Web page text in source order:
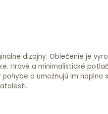
dizajny. Oblečenie je
Hravé a minimalistické
a umožňujú im naplno